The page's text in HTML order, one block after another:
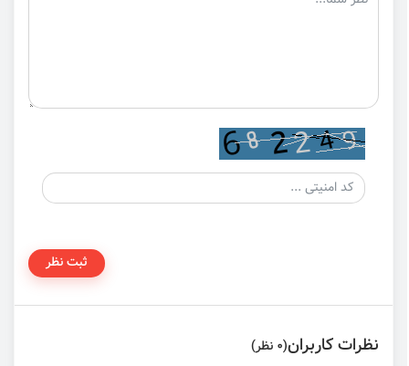
ثبت نظر
نظرات کاربران(0 نظر)